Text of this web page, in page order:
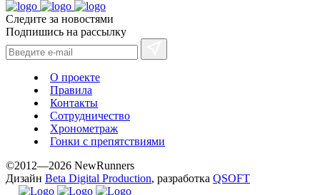
Следите за новостями
Подпишись на рассылку
О проекте
Правила
Контакты
Сотрудничество
Хронометраж
Гонки с препятствиями
©2012—2026 NewRunners
Дизайн Beta Digital Production, разработка QSOFT